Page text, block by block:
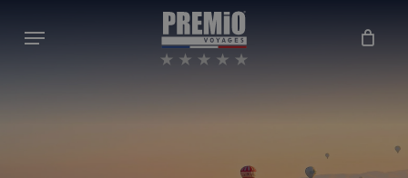
main
Menu
Close